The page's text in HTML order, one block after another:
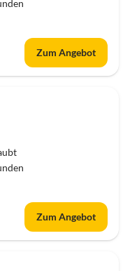
Zum Angebot
Zum Angebot